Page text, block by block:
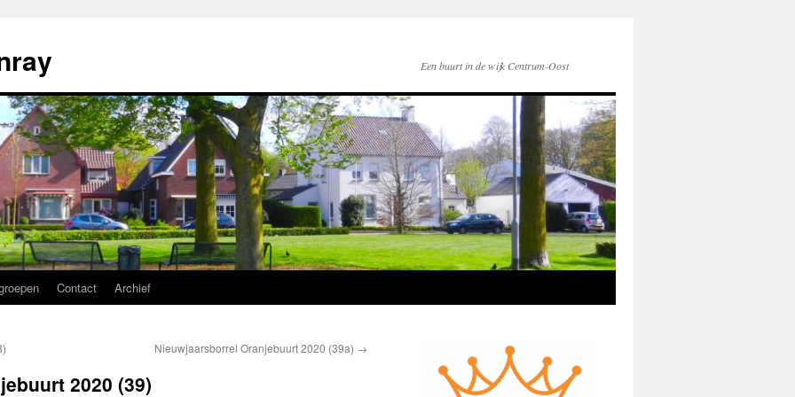
Een buurt in de wijk Centrum-Oost
Contact Archief
Nieuwjaarsborrel Oranjebuurt 2020 (39a) →
2020 (39)